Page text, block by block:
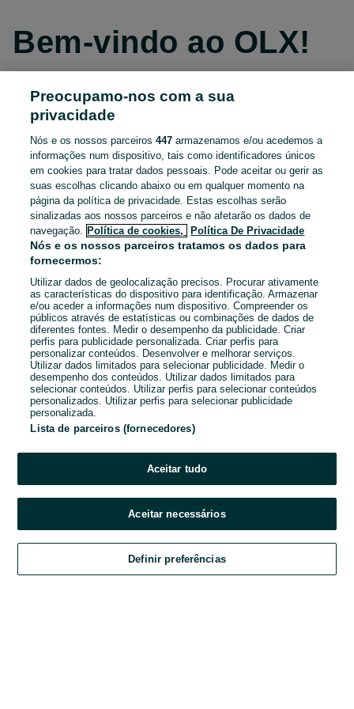
Bem-vindo ao OLX!
Continuar com o Facebook
Continuar com o Apple
Continuar com o Google
OU
Email
Password
Ao entrares na tua conta, estás a aceitar os Termos e Condições
Preocupamo-nos com a sua
privacidade
Nós e os nossos parceiros447 armazenamos e/ou acedemos a
informações num dispositivo, tais como identificadores únicos
em cookies para tratar dados pessoais. Pode aceitar ou gerir as
suas escolhas clicando abaixo ou em qualquer momento na
página da política de privacidade. Estas escolhas serão
sinalizadas aos nossos parceiros e não afetarão os dados de
navegação.
Política de cookies, Política De Privacidade
Nós e os nossos parceiros tratamos os dados para
fornecermos:
Utilizar dados de geolocalização precisos. Procurar ativamente
as características do dispositivo para identificação. Armazenar
e/ou aceder a informações num dispositivo. Compreender os
públicos através de estatísticas ou combinações de dados de
diferentes fontes. Medir o desempenho da publicidade. Criar
perfis para publicidade personalizada. Criar perfis para
personalizar conteúdos. Desenvolver e melhorar serviços.
Utilizar dados limitados para selecionar publicidade. Medir o
desempenho dos conteúdos. Utilizar dados limitados para
selecionar conteúdos. Utilizar perfis para selecionar conteúdos
personalizados. Utilizar perfis para selecionar publicidade
personalizada.
Lista de parceiros (fornecedores)
Aceitar tudo
Aceitar necessários
Definir preferências